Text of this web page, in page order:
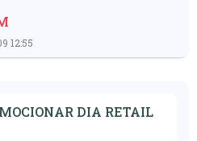
12:55
DIA RETAIL